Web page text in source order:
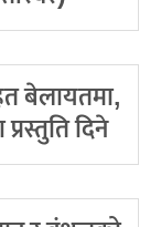
बेलायतमा,
दिने